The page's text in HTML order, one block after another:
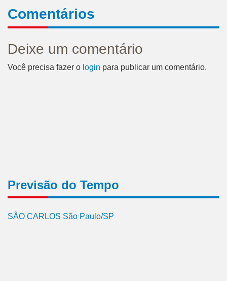
Comentários
Deixe um comentário
Você precisa fazer o login para publicar um comentário.
Previsão do Tempo
SÃO CARLOS São Paulo/SP